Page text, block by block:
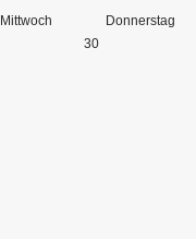
Mittwoch
Donnerstag
30